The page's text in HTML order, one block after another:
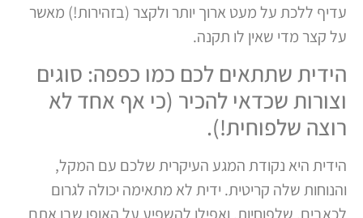
עדיף ללכת על מעט ארוך יותר ולקצר (בזהירות!) מאשר
על קצר מדי שאין לו תקנה.
הידית שתתאים לכם כמו כפפה: סוגים
וצורות שכדאי להכיר (כי אף אחד לא
רוצה שלפוחית!).
הידית היא נקודת המגע העיקרית שלכם עם המקל,
והנוחות שלה קריטית. ידית לא מתאימה יכולה לגרום